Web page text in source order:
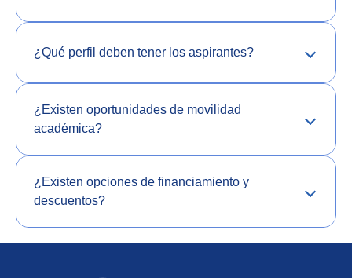
¿Qué perfil deben tener los aspirantes?
¿Existen oportunidades de movilidad
académica?
¿Existen opciones de financiamiento y
descuentos?